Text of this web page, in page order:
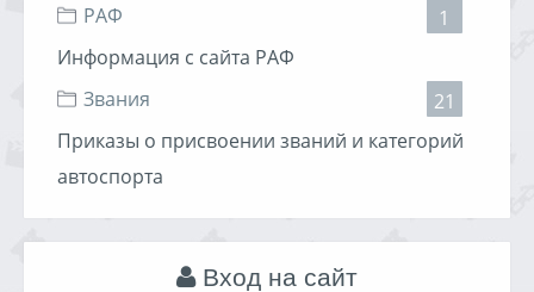
РАФ
1
Информация с сайта РАФ
Звания
21
Приказы о присвоении званий и категорий
автоспорта
Вход на сайт